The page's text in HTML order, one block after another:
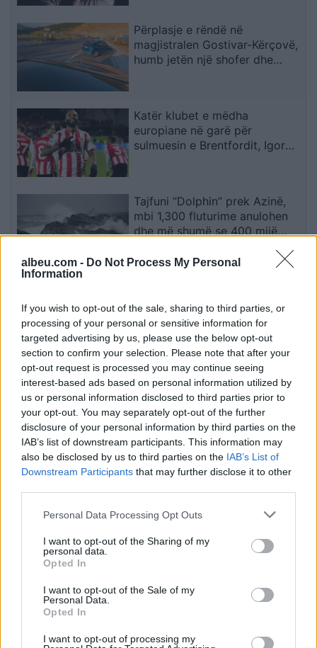
albeu.com - Do Not Process My Personal
Information
If you wish to opt-out of the sale, sharing to third parties, or
processing of your personal or sensitive information for
targeted advertising by us, please use the below opt-out
section to confirm your selection. Please note that after your
opt-out request is processed you may continue seeing
interest-based ads based on personal information utilized by
us or personal information disclosed to third parties prior to
your opt-out. You may separately opt-out of the further
disclosure of your personal information by third parties on the
IAB’s list of downstream participants. This information may
also be disclosed by us to third parties on the IAB’s List of
Downstream Participants that may further disclose it to other
Personal Data Processing Opt Outs
I want to opt-out of the Sharing of my
personal data.
Opted In
I want to opt-out of the Sale of my
Personal Data.
Opted In
I want to opt-out of processing my
Përplasje e rëndë në
magjistralen Gostivar-Kërçovë,
humb jetën një shofer dhe
Katër klubet e mëdha
europiane në garë për
sulmuesin e Brentfordit, Igor
Tajfuni “Dolphin” prek Azinë,
mbi 1,300 fluturime anulohen
dhe më shumë se 400 mijë
duke shkrumbuar sipërfaqe të
mëdha/ Rama: Shmangëm një
bilanc tragjik